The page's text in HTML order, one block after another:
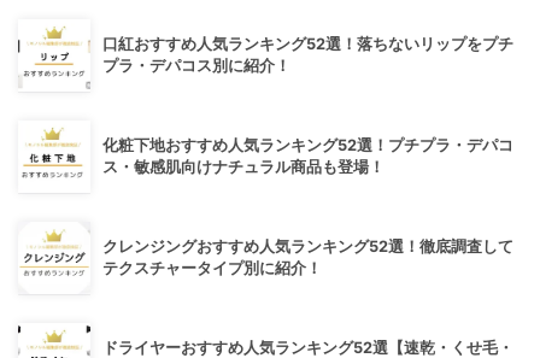
口紅おすすめ人気ランキング52選！落ちないリップをプチ
プラ・デパコス別に紹介！
化粧下地おすすめ人気ランキング52選！プチプラ・デパコ
ス・敏感肌向けナチュラル商品も登場！
クレンジングおすすめ人気ランキング52選！徹底調査して
テクスチャータイプ別に紹介！
ドライヤーおすすめ人気ランキング52選【速乾・くせ毛・